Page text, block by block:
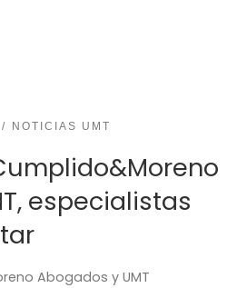
NOTICIAS UMT
especialistas
Abogados y UMT